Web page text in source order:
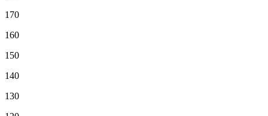
170
160
150
140
130